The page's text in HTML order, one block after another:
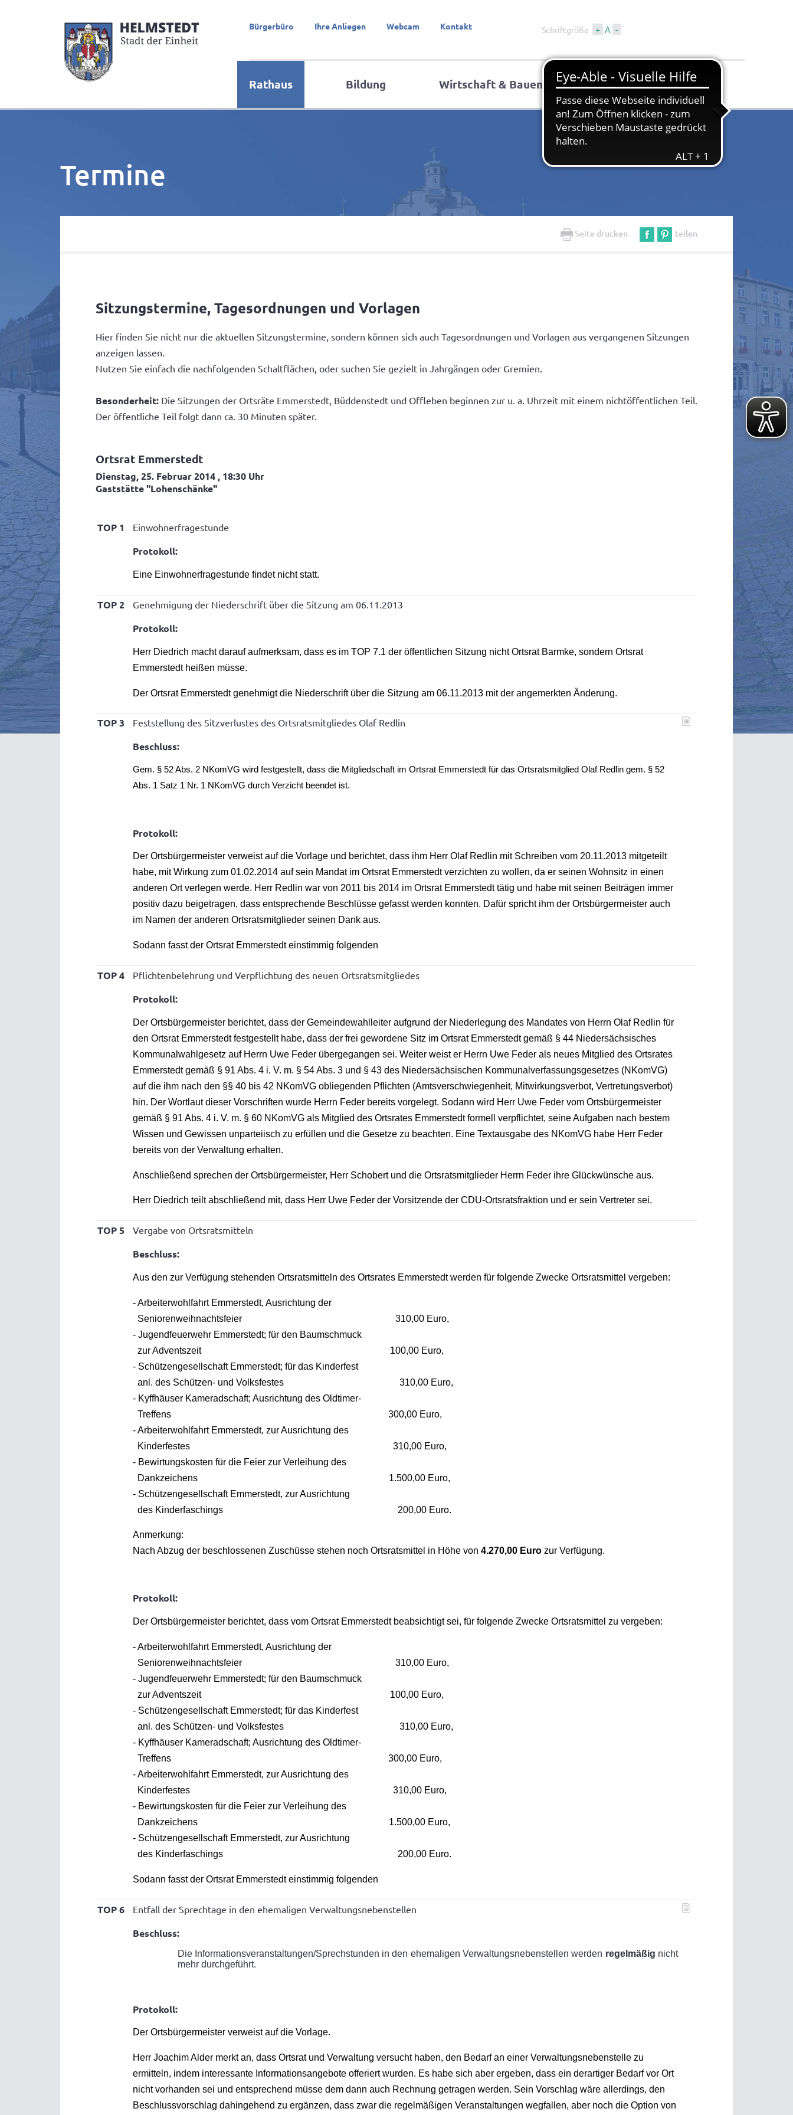
Bürgerbüro Ihre Anliegen Webcam Kontakt Schriftgröße + A -
Rathaus Bildung Wirtschaft & Bauen Tourismus & Kultur
Termine
Seite drucken teilen
Sitzungstermine, Tagesordnungen und Vorlagen
Hier finden Sie nicht nur die aktuellen Sitzungstermine, sondern können sich auch Tagesordnungen und Vorlagen aus vergangenen Sitzungen
anzeigen lassen.
Nutzen Sie einfach die nachfolgenden Schaltflächen, oder suchen Sie gezielt in Jahrgängen oder Gremien.
Besonderheit: Die Sitzungen der Ortsräte Emmerstedt, Büddenstedt und Offleben beginnen zur u. a. Uhrzeit mit einem nichtöffentlichen Teil.
Der öffentliche Teil folgt dann ca. 30 Minuten später.
Ortsrat Emmerstedt
Dienstag, 25. Februar 2014 , 18:30 Uhr
Gaststätte "Lohenschänke"
TOP 1 Einwohnerfragestunde
Protokoll:
Eine Einwohnerfragestunde findet nicht statt.
TOP 2 Genehmigung der Niederschrift über die Sitzung am 06.11.2013
Protokoll:
Herr Diedrich macht darauf aufmerksam, dass es im TOP 7.1 der öffentlichen Sitzung nicht Ortsrat Barmke, sondern Ortsrat
Emmerstedt heißen müsse.
Der Ortsrat Emmerstedt genehmigt die Niederschrift über die Sitzung am 06.11.2013 mit der angemerkten Änderung.
TOP 3 Feststellung des Sitzverlustes des Ortsratsmitgliedes Olaf Redlin
Beschluss:
Gem. § 52 Abs. 2 NKomVG wird festgestellt, dass die Mitgliedschaft im Ortsrat Emmerstedt für das Ortsratsmitglied Olaf Redlin gem. § 52
Abs. 1 Satz 1 Nr. 1 NKomVG durch Verzicht beendet ist.
Protokoll:
Der Ortsbürgermeister verweist auf die Vorlage und berichtet, dass ihm Herr Olaf Redlin mit Schreiben vom 20.11.2013 mitgeteilt
habe, mit Wirkung zum 01.02.2014 auf sein Mandat im Ortsrat Emmerstedt verzichten zu wollen, da er seinen Wohnsitz in einen
anderen Ort verlegen werde. Herr Redlin war von 2011 bis 2014 im Ortsrat Emmerstedt tätig und habe mit seinen Beiträgen immer
positiv dazu beigetragen, dass entsprechende Beschlüsse gefasst werden konnten. Dafür spricht ihm der Ortsbürgermeister auch
im Namen der anderen Ortsratsmitglieder seinen Dank aus.
Sodann fasst der Ortsrat Emmerstedt einstimmig folgenden
TOP 4 Pflichtenbelehrung und Verpflichtung des neuen Ortsratsmitgliedes
Protokoll:
Der Ortsbürgermeister berichtet, dass der Gemeindewahlleiter aufgrund der Niederlegung des Mandates von Herrn Olaf Redlin für
den Ortsrat Emmerstedt festgestellt habe, dass der frei gewordene Sitz im Ortsrat Emmerstedt gemäß § 44 Niedersächsisches
Kommunalwahlgesetz auf Herrn Uwe Feder übergegangen sei. Weiter weist er Herrn Uwe Feder als neues Mitglied des Ortsrates
Emmerstedt gemäß § 91 Abs. 4 i. V. m. § 54 Abs. 3 und § 43 des Niedersächsischen Kommunalverfassungsgesetzes (NKomVG)
auf die ihm nach den §§ 40 bis 42 NKomVG obliegenden Pflichten (Amtsverschwiegenheit, Mitwirkungsverbot, Vertretungsverbot)
hin. Der Wortlaut dieser Vorschriften wurde Herrn Feder bereits vorgelegt. Sodann wird Herr Uwe Feder vom Ortsbürgermeister
gemäß § 91 Abs. 4 i. V. m. § 60 NKomVG als Mitglied des Ortsrates Emmerstedt formell verpflichtet, seine Aufgaben nach bestem
Wissen und Gewissen unparteiisch zu erfüllen und die Gesetze zu beachten. Eine Textausgabe des NKomVG habe Herr Feder
bereits von der Verwaltung erhalten.
Anschließend sprechen der Ortsbürgermeister, Herr Schobert und die Ortsratsmitglieder Herrn Feder ihre Glückwünsche aus.
Herr Diedrich teilt abschließend mit, dass Herr Uwe Feder der Vorsitzende der CDU-Ortsratsfraktion und er sein Vertreter sei.
TOP 5 Vergabe von Ortsratsmitteln
Beschluss:
Aus den zur Verfügung stehenden Ortsratsmitteln des Ortsrates Emmerstedt werden für folgende Zwecke Ortsratsmittel vergeben:
- Arbeiterwohlfahrt Emmerstedt, Ausrichtung der
Seniorenweihnachtsfeier 310,00 Euro,
- Jugendfeuerwehr Emmerstedt; für den Baumschmuck
zur Adventszeit 100,00 Euro,
- Schützengesellschaft Emmerstedt; für das Kinderfest
anl. des Schützen- und Volksfestes 310,00 Euro,
- Kyffhäuser Kameradschaft; Ausrichtung des Oldtimer-
Treffens 300,00 Euro,
- Arbeiterwohlfahrt Emmerstedt, zur Ausrichtung des
Kinderfestes 310,00 Euro,
- Bewirtungskosten für die Feier zur Verleihung des
Dankzeichens 1.500,00 Euro,
- Schützengesellschaft Emmerstedt, zur Ausrichtung
des Kinderfaschings 200,00 Euro.
Anmerkung:
Nach Abzug der beschlossenen Zuschüsse stehen noch Ortsratsmittel in Höhe von 4.270,00 Euro zur Verfügung.
Protokoll:
Der Ortsbürgermeister berichtet, dass vom Ortsrat Emmerstedt beabsichtigt sei, für folgende Zwecke Ortsratsmittel zu vergeben:
- Arbeiterwohlfahrt Emmerstedt, Ausrichtung der
Seniorenweihnachtsfeier 310,00 Euro,
- Jugendfeuerwehr Emmerstedt; für den Baumschmuck
zur Adventszeit 100,00 Euro,
- Schützengesellschaft Emmerstedt; für das Kinderfest
anl. des Schützen- und Volksfestes 310,00 Euro,
- Kyffhäuser Kameradschaft; Ausrichtung des Oldtimer-
Treffens 300,00 Euro,
- Arbeiterwohlfahrt Emmerstedt, zur Ausrichtung des
Kinderfestes 310,00 Euro,
- Bewirtungskosten für die Feier zur Verleihung des
Dankzeichens 1.500,00 Euro,
- Schützengesellschaft Emmerstedt, zur Ausrichtung
des Kinderfaschings 200,00 Euro.
Sodann fasst der Ortsrat Emmerstedt einstimmig folgenden
TOP 6 Entfall der Sprechtage in den ehemaligen Verwaltungsnebenstellen
Beschluss:
Die Informationsveranstaltungen/Sprechstunden in den ehemaligen Verwaltungsnebenstellen werden regelmäßig nicht
mehr durchgeführt.
Protokoll:
Der Ortsbürgermeister verweist auf die Vorlage.
Herr Joachim Alder merkt an, dass Ortsrat und Verwaltung versucht haben, den Bedarf an einer Verwaltungsnebenstelle zu
ermitteln, indem interessante Informationsangebote offeriert wurden. Es habe sich aber ergeben, dass ein derartiger Bedarf vor Ort
nicht vorhanden sei und entsprechend müsse dem dann auch Rechnung getragen werden. Sein Vorschlag wäre allerdings, den
Beschlussvorschlag dahingehend zu ergänzen, dass zwar die regelmäßigen Veranstaltungen wegfallen, aber noch die Option von